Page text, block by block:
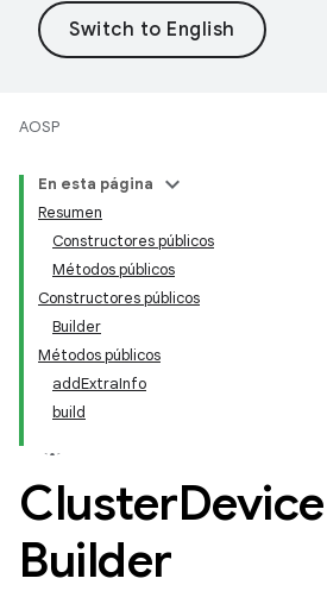
AOSP
En esta página
Resumen
Constructores públicos
Métodos públicos
Constructores públicos
Builder
Métodos públicos
addExtraInfo
build
ClusterDevice
Builder